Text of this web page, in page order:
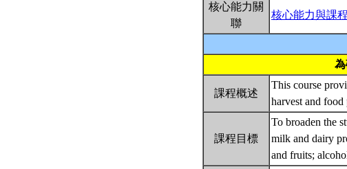
核心能力關
聯
核心能力與課
課程概述
This course
harvest and food
課程目標
To broaden the
milk and dairy
and fruits;